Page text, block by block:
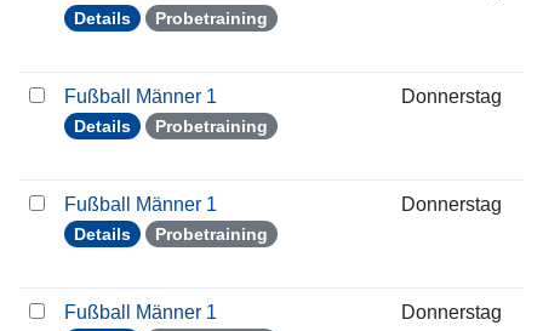
Details Probetraining
Fußball Männer 1
Details Probetraining
Donnerstag
Fußball Männer 1
Details Probetraining
Donnerstag
Fußball Männer 1 Donnerstag